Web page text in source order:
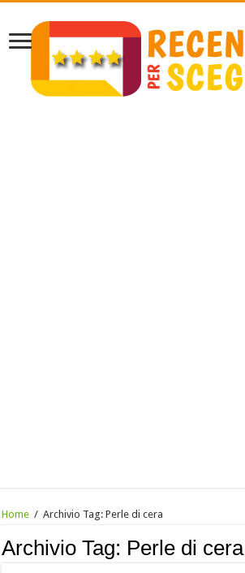
Home / Archivio Tag:Perle di cera
Archivio Tag: Perle di cera